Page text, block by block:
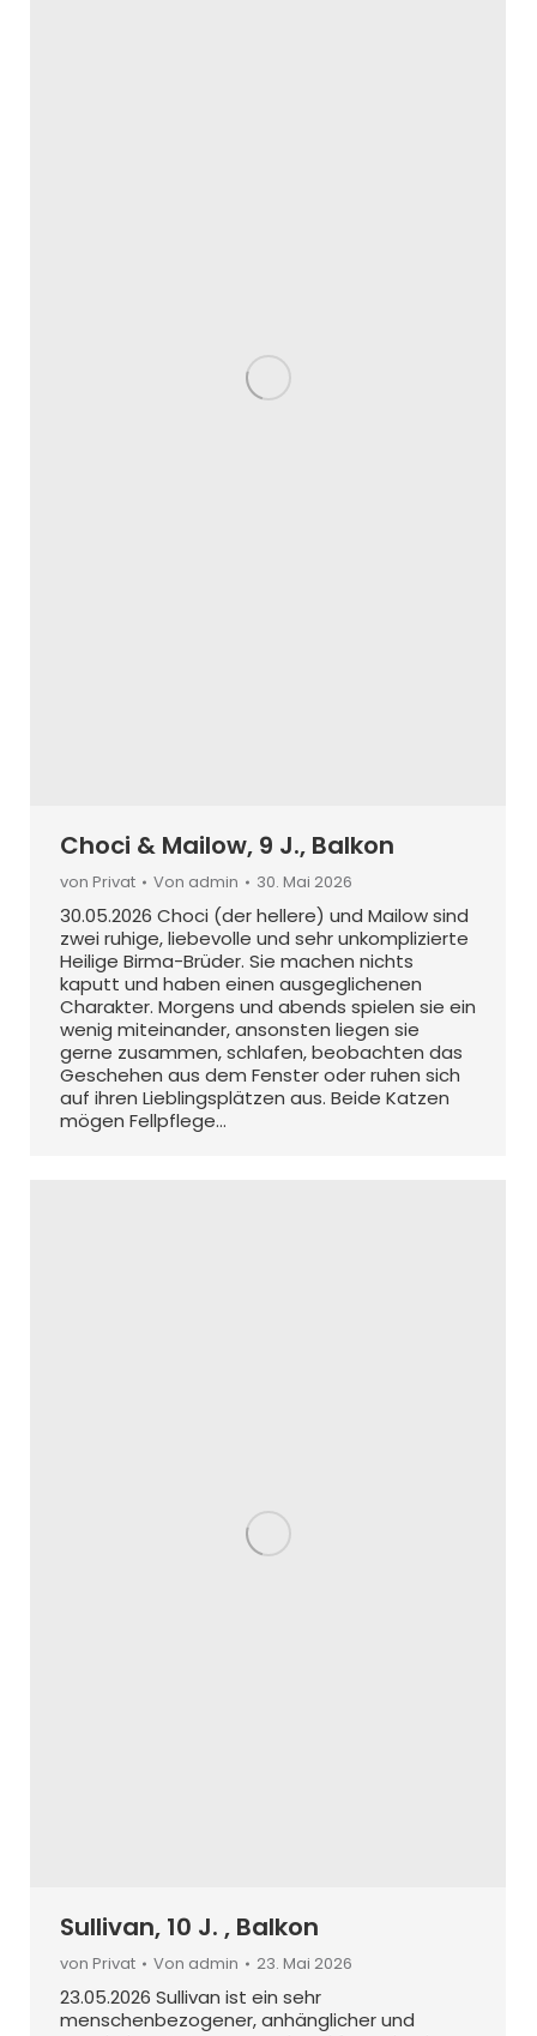
Choci & Mailow, 9 J., Balkon
von Privat Von admin 30. Mai 2026
30.05.2026 Choci (der hellere) und Mailow sind
zwei ruhige, liebevolle und sehr unkomplizierte
Heilige Birma-Brüder. Sie machen nichts
kaputt und haben einen ausgeglichenen
Charakter. Morgens und abends spielen sie ein
wenig miteinander, ansonsten liegen sie
gerne zusammen, schlafen, beobachten das
Geschehen aus dem Fenster oder ruhen sich
auf ihren Lieblingsplätzen aus. Beide Katzen
mögen Fellpflege…
Sullivan, 10 J. , Balkon
von Privat Von admin 23. Mai 2026
23.05.2026 Sullivan ist ein sehr
menschenbezogener, anhänglicher und